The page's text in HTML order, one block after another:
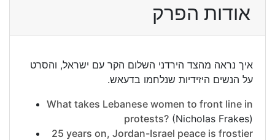
אודות הפרק
איך נראה מהצד הירדני השלום הקר עם ישראל, והסרט
על הנשים היזידיות שנלחמו בדעאש.
What takes Lebanese women to front line in
protests? (Nicholas Frakes)
25 years on, Jordan-Israel peace is frostier